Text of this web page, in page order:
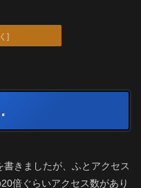
きましたが、ふとアクセス
倍ぐらいアクセス数があり